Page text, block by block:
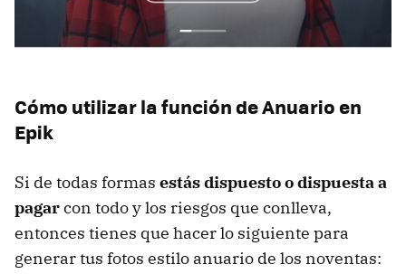
Cómo utilizar la función de Anuario en
Epik
Si de todas formas estás dispuesto o dispuesta a
pagarcon todo y los riesgos que conlleva,
entonces tienes que hacer lo siguiente para
generar tus fotos estilo anuario de los noventas: